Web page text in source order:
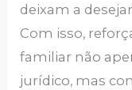
deixam a
Com isso,
familiar não
jurídico, mas